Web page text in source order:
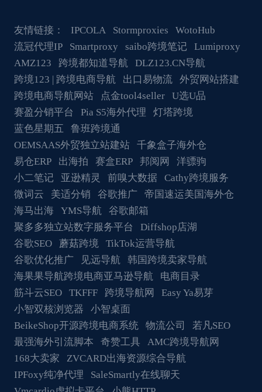
友情链接： IPCOLA Stormproxies
WotoHub
流冠代理IP
Smartproxy saibo跨境笔记
Lumiproxy
AMZ123
跨境都知道导航
DLZ123.CN导航
跨境123 | 跨境电商导航
出口易物流
外贸网站搭建
跨境电商导航网站
点金tool4seller
U选U品
赛盈分销平台
Pia S5海外代理
灯塔跨境
蓝色星期五
鲁班跨境通
OEMSAAS外贸独立站建站
千象盒子海外仓
易仓ERP
出海拍 赛盒ERP 邦阅网
洋骠驹
小二笔记
亚逊精灵 前嗅大数据
Cathy跨境服务
微词云
美适分销 谷歌推广
帝国速运美国海外仓
海马出海
YMS导航
谷歌邮箱
聚多多独立站数字服务平台
Diffshop店湖
谷歌SEO
蘑菇跨境
TikTok运营导航
谷歌优化推广
见远导航
韩国跨境卖家导航
海果果导航跨境电商亚马逊导航
电商目录
筋斗云SEO
TKFFF 跨境导航网
Easy Ya易芽
小智双核浏览器
小智桌面
BeikeShop开源跨境电商系统
物流公司
若凡SEO
最强海外引流脚本
奇赞工具
AMC跨境导航网
168大卖家
ZVCARD出海资源综合导航
IPFoxy纯净代理
SaleSmartly在线聊天